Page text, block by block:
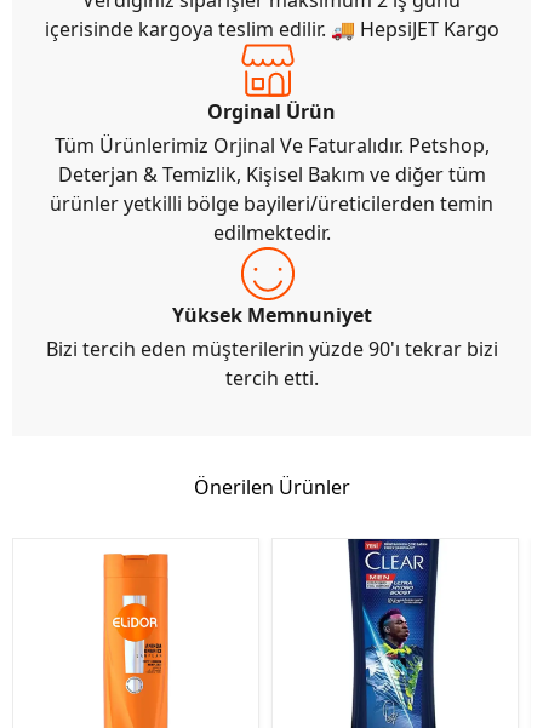
içerisinde kargoya teslim edilir. 🚚 HepsiJET Kargo
Orginal Ürün
Tüm Ürünlerimiz Orjinal Ve Faturalıdır. Petshop,
Deterjan & Temizlik, Kişisel Bakım ve diğer tüm
ürünler yetkilli bölge bayileri/üreticilerden temin
edilmektedir.
Yüksek Memnuniyet
Bizi tercih eden müşterilerin yüzde 90'ı tekrar bizi
tercih etti.
Önerilen Ürünler